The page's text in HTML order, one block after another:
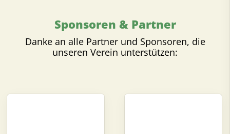
Sponsoren & Partner
Danke an alle Partner und Sponsoren, die
unseren Verein unterstützen: